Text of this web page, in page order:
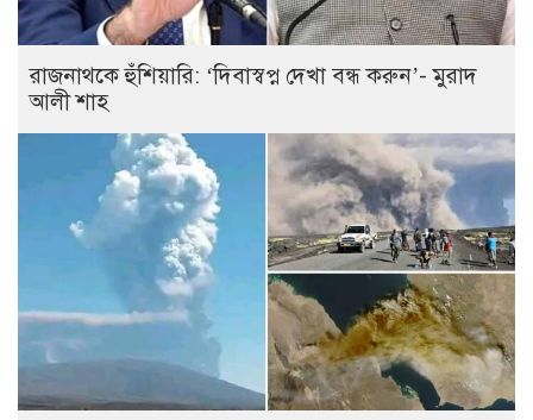
রাজনাথকে হুঁশিয়ারি: ‘দিবাস্বপ্ন দেখা বন্ধ করুন’- মুরাদ
আলী শাহ